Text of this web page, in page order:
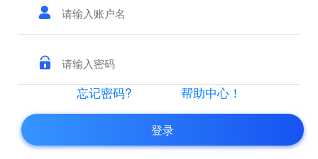
忘记密码? 帮助中心！
登录